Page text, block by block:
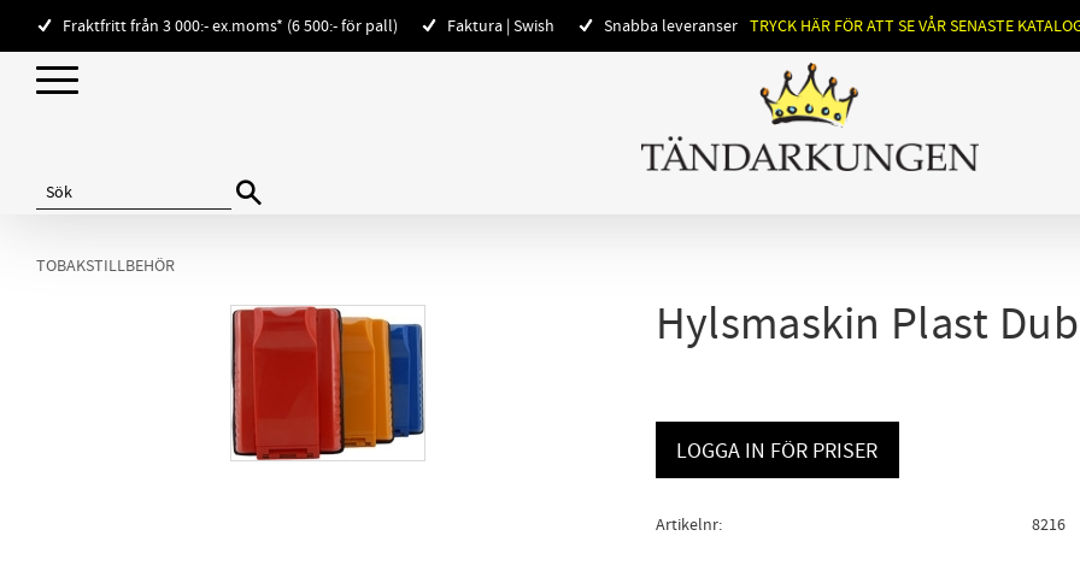
Fraktfritt från 3 000:- ex.moms* (6 500:- för pall) Faktura | Swish Snabba leveranser TRYCK HÄR FÖR ATT SE VÅR SENASTE
TOBAKSTILLBEHÖR
Hylsmaskin Plast
LOGGA IN FÖR PRISER
Artikelnr 8216